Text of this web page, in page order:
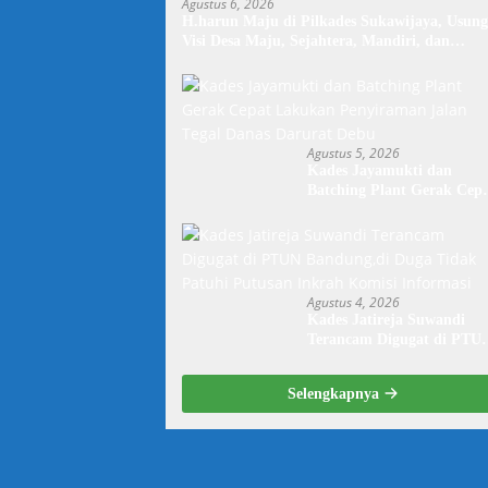
Agustus 6, 2026
Agustus 5, 2026
Agustus 4, 2026
Patuhi Putusan Inkrah
Komisi Informasi
Selengkapnya